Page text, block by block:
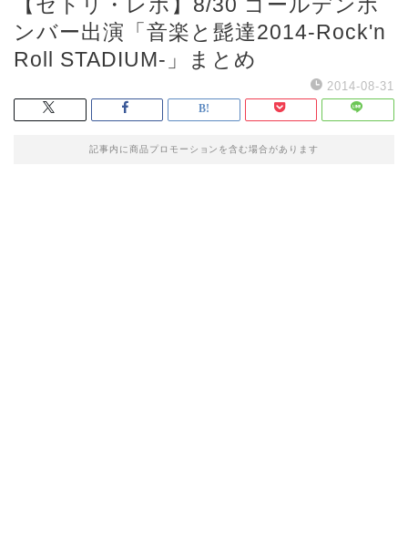
ンバー出演「音楽と髭達2014-Rock'n
Roll STADIUM-」まとめ
2014-08-31
記事内に商品プロモーションを含む場合があります